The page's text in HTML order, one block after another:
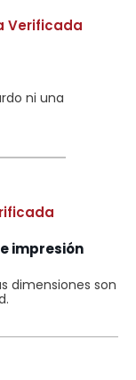
Verificada
ni una
impresión
dimensiones son